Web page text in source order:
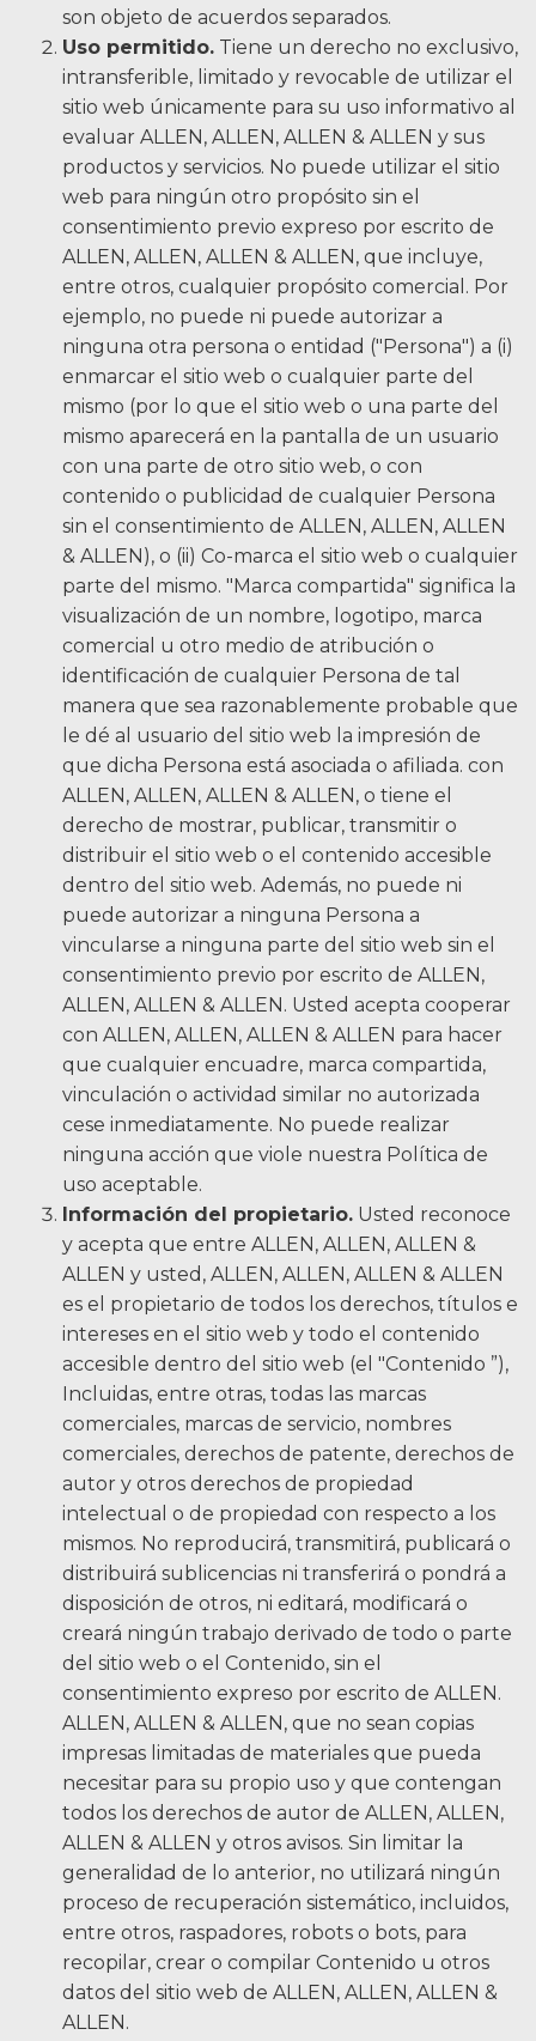
Ubicaciones
Richmond, VA
Charlottesville, VA
Chesterfield, VA
Fredericksburg, VA
Stafford, VA
Petersburg, VA
Mechanicsville, VA
Contáctenos
Carreras
English
Blog
Testimonios
Resultados
Noticias
Videos
Español
Facebook
GorjeoLinkedInYouTubeInstagram
son objeto de acuerdos separados.
Uso permitido. Tiene un derecho no exclusivo,
intransferible, limitado y revocable de utilizar el
sitio web únicamente para su uso informativo al
evaluar ALLEN, ALLEN, ALLEN & ALLEN y sus
productos y servicios. No puede utilizar el sitio
web para ningún otro propósito sin el
consentimiento previo expreso por escrito de
ALLEN, ALLEN, ALLEN & ALLEN, que incluye,
entre otros, cualquier propósito comercial. Por
ejemplo, no puede ni puede autorizar a
ninguna otra persona o entidad ("Persona") a (i)
enmarcar el sitio web o cualquier parte del
mismo (por lo que el sitio web o una parte del
mismo aparecerá en la pantalla de un usuario
con una parte de otro sitio web, o con
contenido o publicidad de cualquier Persona
sin el consentimiento de ALLEN, ALLEN, ALLEN
& ALLEN), o (ii) Co-marca el sitio web o cualquier
parte del mismo. "Marca compartida" significa la
visualización de un nombre, logotipo, marca
comercial u otro medio de atribución o
identificación de cualquier Persona de tal
manera que sea razonablemente probable que
le dé al usuario del sitio web la impresión de
que dicha Persona está asociada o afiliada. con
ALLEN, ALLEN, ALLEN & ALLEN, o tiene el
derecho de mostrar, publicar, transmitir o
distribuir el sitio web o el contenido accesible
dentro del sitio web. Además, no puede ni
puede autorizar a ninguna Persona a
vincularse a ninguna parte del sitio web sin el
consentimiento previo por escrito de ALLEN,
ALLEN, ALLEN & ALLEN. Usted acepta cooperar
con ALLEN, ALLEN, ALLEN & ALLEN para hacer
que cualquier encuadre, marca compartida,
vinculación o actividad similar no autorizada
cese inmediatamente. No puede realizar
ninguna acción que viole nuestra Política de
uso aceptable.
Información del propietario. Usted reconoce
y acepta que entre ALLEN, ALLEN, ALLEN &
ALLEN y usted, ALLEN, ALLEN, ALLEN & ALLEN
es el propietario de todos los derechos, títulos e
intereses en el sitio web y todo el contenido
accesible dentro del sitio web (el "Contenido ”),
Incluidas, entre otras, todas las marcas
comerciales, marcas de servicio, nombres
comerciales, derechos de patente, derechos de
autor y otros derechos de propiedad
intelectual o de propiedad con respecto a los
mismos. No reproducirá, transmitirá, publicará o
distribuirá sublicencias ni transferirá o pondrá a
disposición de otros, ni editará, modificará o
creará ningún trabajo derivado de todo o parte
del sitio web o el Contenido, sin el
consentimiento expreso por escrito de ALLEN.
ALLEN, ALLEN & ALLEN, que no sean copias
impresas limitadas de materiales que pueda
necesitar para su propio uso y que contengan
todos los derechos de autor de ALLEN, ALLEN,
ALLEN & ALLEN y otros avisos. Sin limitar la
generalidad de lo anterior, no utilizará ningún
proceso de recuperación sistemático, incluidos,
entre otros, raspadores, robots o bots, para
recopilar, crear o compilar Contenido u otros
datos del sitio web de ALLEN, ALLEN, ALLEN &
ALLEN.